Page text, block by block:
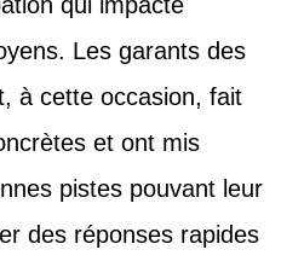
Les garants des
à cette occasion, fait
et ont mis
pistes pouvant leur
des réponses rapides